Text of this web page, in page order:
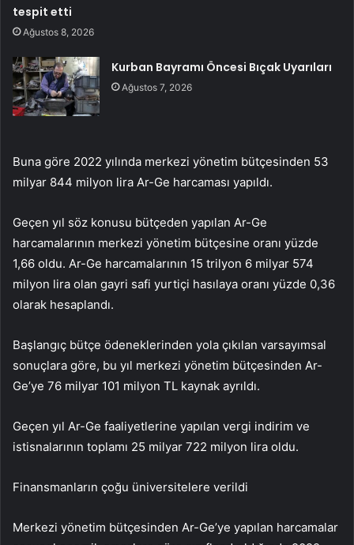
tespit etti
Ağustos 8, 2026
Kurban Bayramı Öncesi Bıçak Uyarıları
Ağustos 7, 2026
Buna göre 2022 yılında merkezi yönetim bütçesinden 53
milyar 844 milyon lira Ar-Ge harcaması yapıldı.
Geçen yıl söz konusu bütçeden yapılan Ar-Ge
harcamalarının merkezi yönetim bütçesine oranı yüzde
1,66 oldu. Ar-Ge harcamalarının 15 trilyon 6 milyar 574
milyon lira olan gayri safi yurtiçi hasılaya oranı yüzde 0,36
olarak hesaplandı.
Başlangıç ​​bütçe ödeneklerinden yola çıkılan varsayımsal
sonuçlara göre, bu yıl merkezi yönetim bütçesinden Ar-
Ge’ye 76 milyar 101 milyon TL kaynak ayrıldı.
Geçen yıl Ar-Ge faaliyetlerine yapılan vergi indirim ve
istisnalarının toplamı 25 milyar 722 milyon lira oldu.
Finansmanların çoğu üniversitelere verildi
Merkezi yönetim bütçesinden Ar-Ge’ye yapılan harcamalar